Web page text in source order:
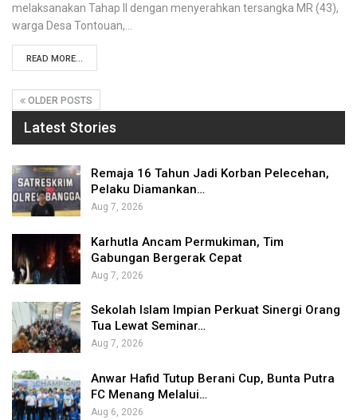
melaksanakan Tahap II dengan menyerahkan tersangka MR (43),
warga Desa Tontouan,…
READ MORE...
OLDER POSTS
Latest Stories
Remaja 16 Tahun Jadi Korban Pelecehan,
Pelaku Diamankan…
Aug 7, 2026
Karhutla Ancam Permukiman, Tim
Gabungan Bergerak Cepat
Aug 7, 2026
Sekolah Islam Impian Perkuat Sinergi Orang
Tua Lewat Seminar…
Aug 7, 2026
Anwar Hafid Tutup Berani Cup, Bunta Putra
FC Menang Melalui…
Aug 6, 2026